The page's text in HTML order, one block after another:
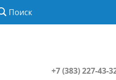
Поиск
+7 (383) 227-43-